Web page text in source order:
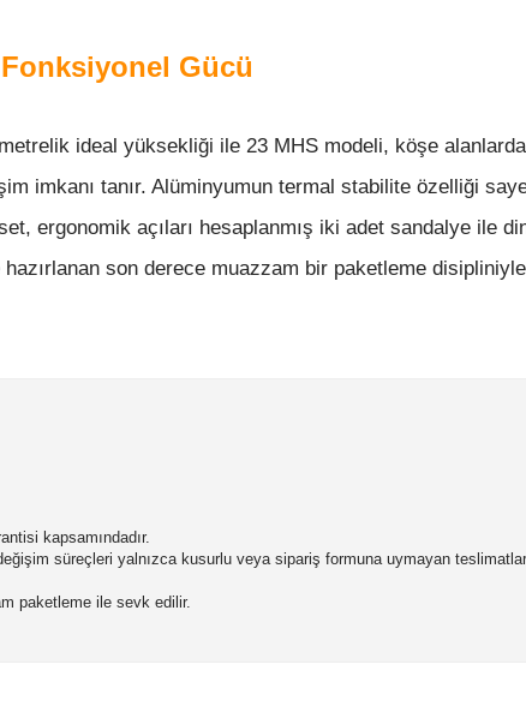
Gücü
ideal yüksekliği ile 23 MHS modeli, köşe
imkanı tanır. Alüminyumun termal stabilite özelliği
ergonomik açıları hesaplanmış iki adet sandalye ile
son derece muazzam bir paketleme
kapsamındadır.
süreçleri yalnızca kusurlu veya sipariş formuna uymayan
paketleme ile sevk edilir.